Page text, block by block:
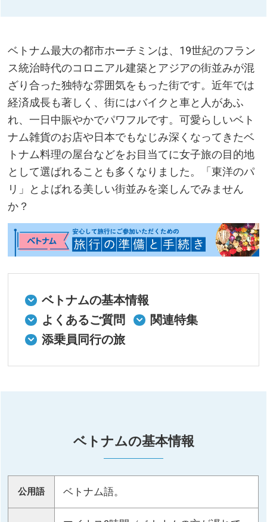
ベトナム最大の都市ホーチミンは、19世紀のフラン
ス統治時代のコロニアル建築とアジアの街並みが混
ざり合った独特な雰囲気をもった街です。近年では
経済成長も著しく、街にはバイクと車と人があふ
れ、一日中賑やかでパワフルです。可愛らしいベト
ナム雑貨のお店や日本でもなじみ深くなってきたベ
トナム料理の屋台などをお目当てに女子旅の目的地
として選ばれることも多くなりました。「東洋のパ
リ」とよばれる美しい街並みを楽しんでみません
か？
ベトナムの基本情報
よくあるご質問
関連特集
添乗員同行の旅
ベトナムの基本情報
公用語 ベトナム語。